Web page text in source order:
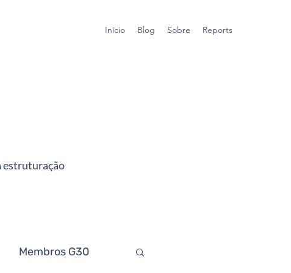
Início Blog Sobre Reports
estruturação
Membros G30